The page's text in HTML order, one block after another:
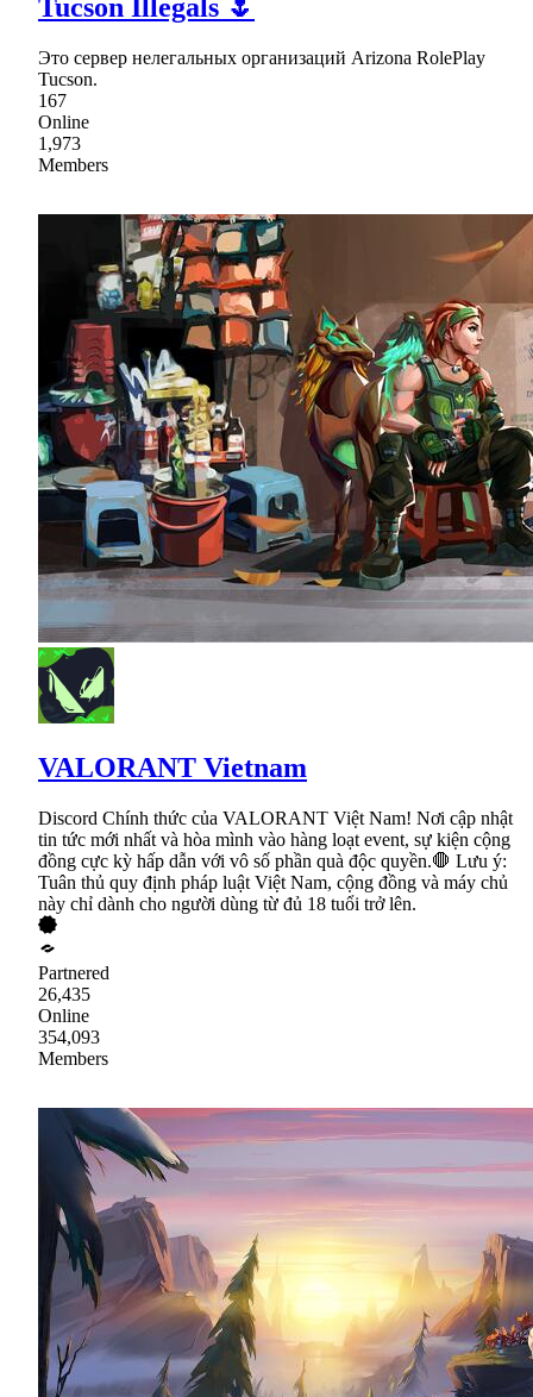
Tucson Illegals 🌷
Это сервер нелегальных организаций Arizona RolePlay
Tucson.
167
Online
1,973
Members
VALORANT Vietnam
Discord Chính thức của VALORANT Việt Nam! Nơi cập nhật
tin tức mới nhất và hòa mình vào hàng loạt event, sự kiện cộng
đồng cực kỳ hấp dẫn với vô số phần quà độc quyền.🛑 Lưu ý:
Tuân thủ quy định pháp luật Việt Nam, cộng đồng và máy chủ
này chỉ dành cho người dùng từ đủ 18 tuổi trở lên.
Partnered
26,435
Online
354,093
Members